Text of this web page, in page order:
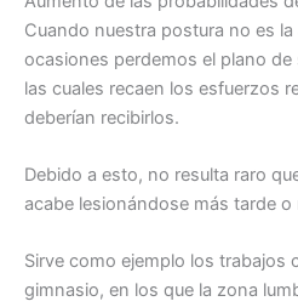
Cuando nuestra postura no es
ocasiones perdemos el plano
las cuales recaen los esfuerzos
deberían recibirlos.
Debido a esto, no resulta raro
acabe lesionándose más tarde
Sirve como ejemplo los trabajos
gimnasio, en los que la zona